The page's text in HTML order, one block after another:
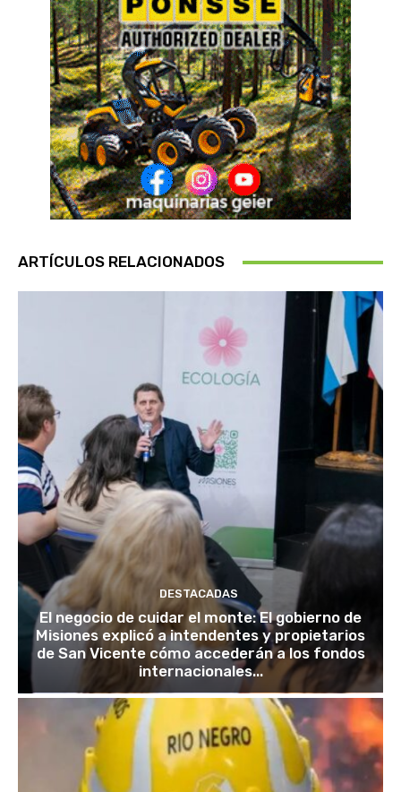
ARTÍCULOS RELACIONADOS
DESTACADAS
El negocio de cuidar el monte: El gobierno de
Misiones explicó a intendentes y propietarios
de San Vicente cómo accederán a los fondos
internacionales...